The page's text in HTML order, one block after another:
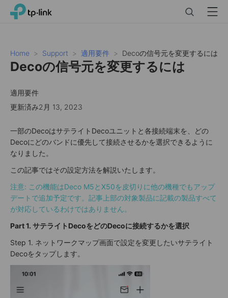
Click
navigation
bar
TP-Link, Reliably Smart Menu
Home Support 適用要件 Decoの信号元を変更するには
Decoの信号元を変更するには
適用要件
更新済み2月 13, 2023
一部のDecoはサテライトDecoユニットと各接続端末を、どの
Decoにどのバンドに優先して接続させるかを選択できるように
なりました。
この記事ではその設定方法を解説いたします。
注意: この機能はDeco M5とX50を皮切りに他の機種でもアップ
デートで追加予定です。記事上部の対象製品に記載の製品すべて
が対応しているわけではありません。
Part 1. サテライトDecoをどのDecoに接続するかを選択
Step 1. ネットワークマップ画面で設定を変更したいサテライト
Decoをタップします。